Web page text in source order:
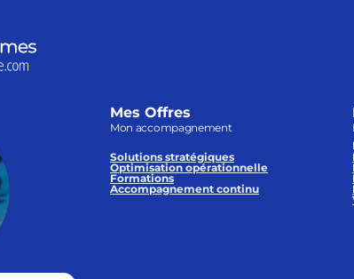
Mes Offres
Mon accompagnement
Solutions stratégiques
Optimisation opérationnelle
Formations
Accompagnement continu